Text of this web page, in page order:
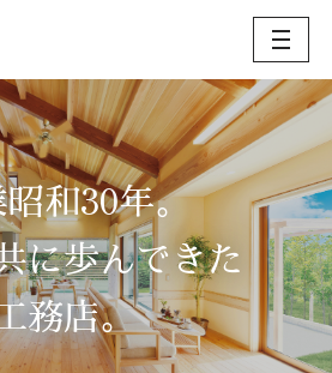
昭和30年。
に歩んできた
務店。